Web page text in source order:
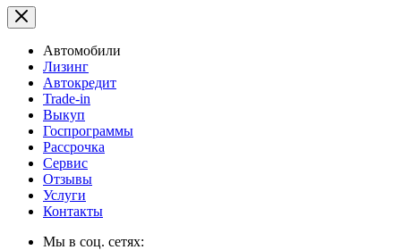
Автомобили
Лизинг
Автокредит
Trade-in
Выкуп
Госпрограммы
Рассрочка
Сервис
Отзывы
Услуги
Контакты
Мы в соц. сетях: